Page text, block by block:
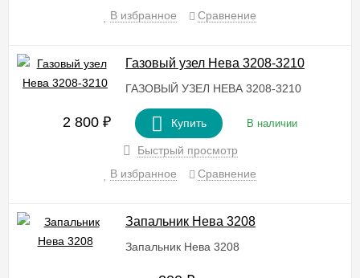
В избранное
Сравнение
Газовый узел Нева 3208-3210
ГАЗОВЫЙ УЗЕЛ НЕВА 3208-3210
2 800 ₽ Купить В наличии
Быстрый просмотр
В избранное
Сравнение
Запальник Нева 3208
Запальник Нева 3208